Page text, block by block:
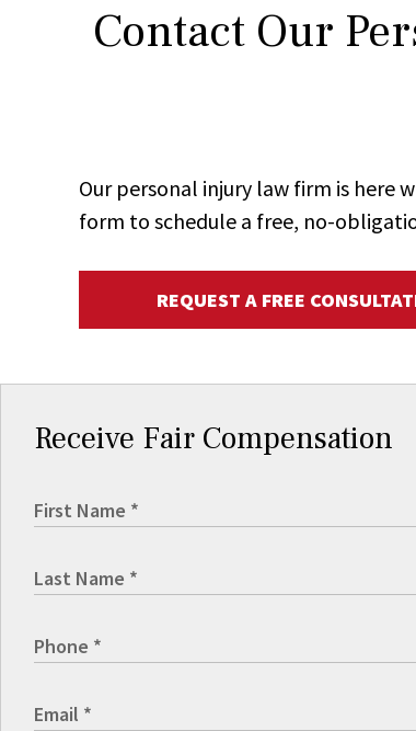
Contact Our
Our personal injury law firm is here
form to schedule a free, no-
REQUEST A FREE
Receive Fair Compensation